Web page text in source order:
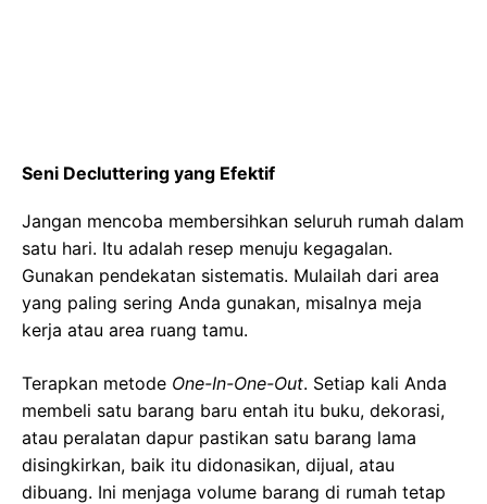
Seni Decluttering yang Efektif
Jangan mencoba membersihkan seluruh rumah dalam
satu hari. Itu adalah resep menuju kegagalan.
Gunakan pendekatan sistematis. Mulailah dari area
yang paling sering Anda gunakan, misalnya meja
kerja atau area ruang tamu.
Terapkan metode One-In-One-Out. Setiap kali Anda
membeli satu barang baru entah itu buku, dekorasi,
atau peralatan dapur pastikan satu barang lama
disingkirkan, baik itu didonasikan, dijual, atau
dibuang. Ini menjaga volume barang di rumah tetap